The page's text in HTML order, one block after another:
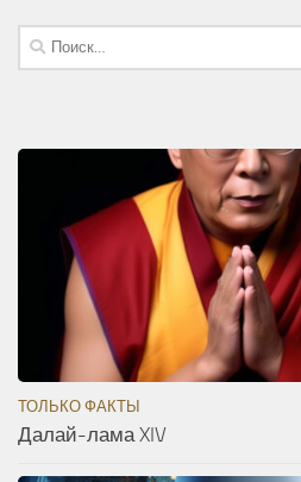
Найти:
ТОЛЬКО ФАКТЫ
Далай-лама XIV